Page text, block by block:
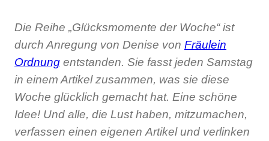
Die Reihe „Glücksmomente der Woche“ ist
durch Anregung von Denise von Fräulein
Ordnung entstanden. Sie fasst jeden Samstag
in einem Artikel zusammen, was sie diese
Woche glücklich gemacht hat. Eine schöne
Idee! Und alle, die Lust haben, mitzumachen,
verfassen einen eigenen Artikel und verlinken